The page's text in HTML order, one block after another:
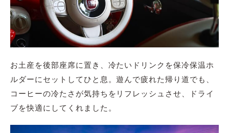
お土産を後部座席に置き、冷たいドリンクを保冷保温ホ
ルダーにセットしてひと息。遊んで疲れた帰り道でも、
コーヒーの冷たさが気持ちをリフレッシュさせ、ドライ
ブを快適にしてくれました。